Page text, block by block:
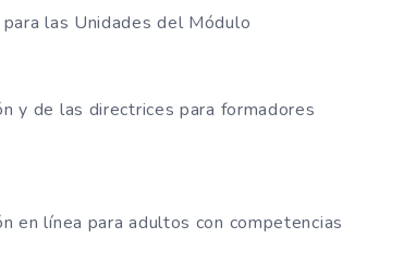
las Unidades del Módulo
y de las directrices para formadores
en línea para adultos con competencias